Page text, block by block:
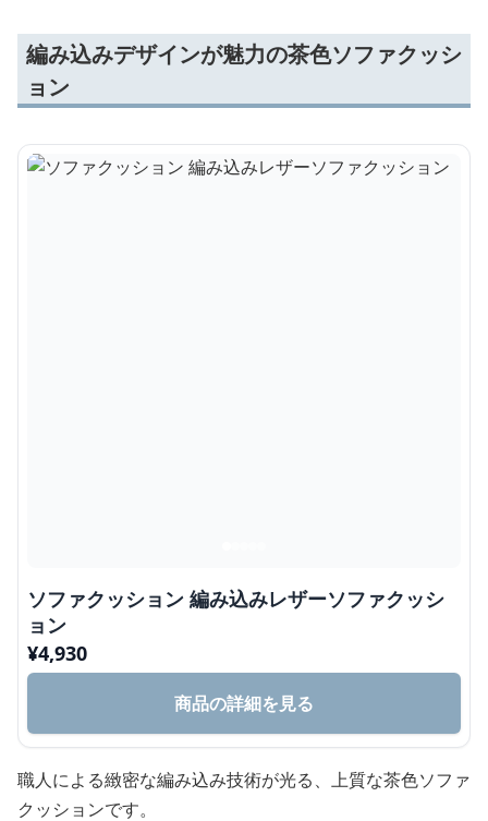
編み込みデザインが魅力の茶色ソファクッシ
ョン
ソファクッション 編み込みレザーソファクッシ
ョン
¥4,930
商品の詳細を見る
職人による緻密な編み込み技術が光る、上質な茶色ソファ
クッションです。